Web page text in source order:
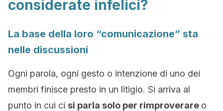
considerate infelici?
La base della loro “comunicazione” sta
nelle discussioni
Ogni parola, ogni gesto o intenzione di uno dei
membri finisce presto in un litigio. Si arriva al
punto in cui ci si parla solo per rimproverare o